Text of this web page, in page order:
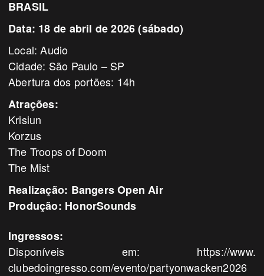
BRASIL
Data: 18 de abril de 2026 (sábado)
Local: Audio
Cidade: São Paulo – SP
Abertura dos portões: 14h
Atrações:
Krisiun
Korzus
The Troops of Doom
The Mist
Realização: BangersOpen Air
Produção: HonorSounds
Ingressos:
Disponíveis em: https://www.
clubedoingresso.com/evento/partyonwacken2026